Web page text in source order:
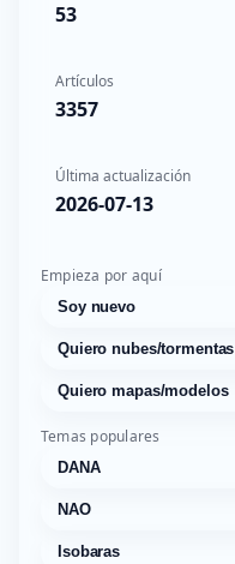
53
Artículos
3357
Última actualización
2026-07-13
Empieza por aquí
Soy nuevo
Quiero nubes/tormentas
Quiero mapas/modelos
Temas populares
DANA
NAO
Isobaras